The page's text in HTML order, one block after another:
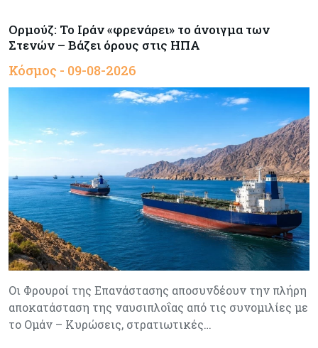
Ορμούζ: Το Ιράν «φρενάρει» το άνοιγμα των
Στενών – Βάζει όρους στις ΗΠΑ
Κόσμος - 09-08-2026
Οι Φρουροί της Επανάστασης αποσυνδέουν την πλήρη
αποκατάσταση της ναυσιπλοΐας από τις συνομιλίες με
το Ομάν – Κυρώσεις, στρατιωτικές…